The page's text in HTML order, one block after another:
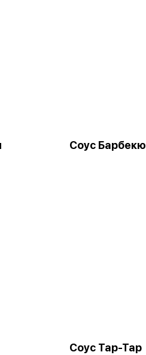
Соус Барбекю
Соус Тар-Тар